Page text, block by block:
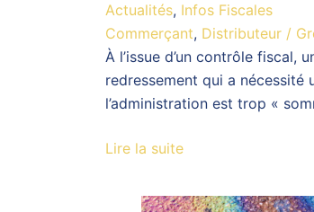
Actualités, Infos Fiscales
Commerçant, Distributeur /
À l’issue d’un contrôle fiscal,
redressement qui a
l’administration est trop «
Lire la suite